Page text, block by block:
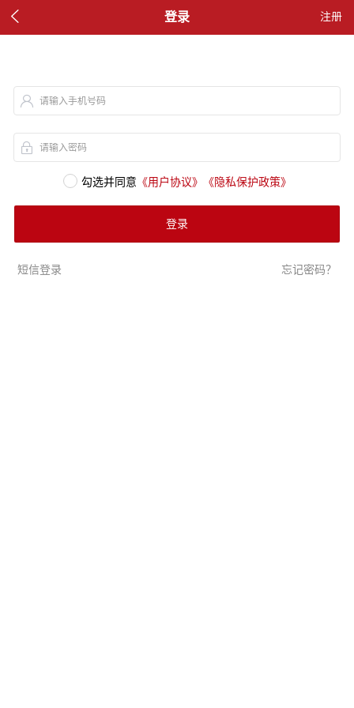
 登录 注册
请输入手机号码
请输入密码
勾选并同意 《用户协议》 《隐私保护政策》
登录
短信登录 忘记密码？